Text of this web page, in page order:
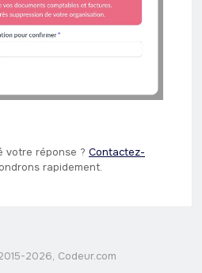
votre réponse ? Contactez-
rapidement.
2026, Codeur.com